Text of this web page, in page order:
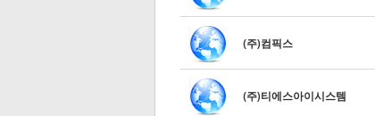
(주)컴픽스
(주)티에스아이시스템